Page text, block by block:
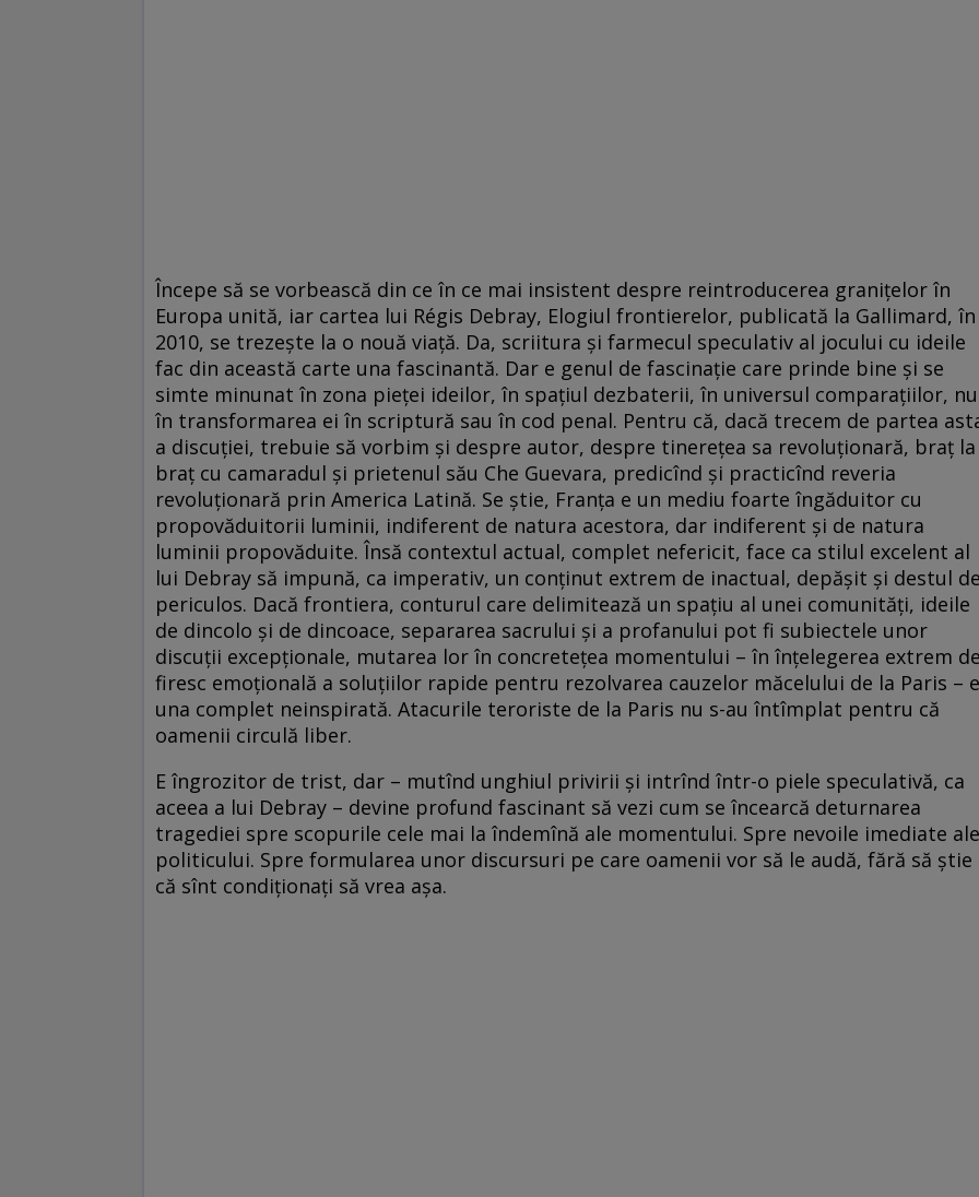
Începe să se vorbească din ce în ce mai insistent despre reintroducerea gra­ni­țe­lor în
Europa unită, iar cartea lui Régis Debray, Elogiul frontierelor, publicată la Gallimard, în
2010, se trezește la o nouă viață. Da, scriitura și farmecul speculativ al jocului cu ideile
fac din această carte una fascinantă. Dar e genul de fascinație care prinde bine și se
simte minunat în zona pieței ideilor, în spațiul dezbaterii, în universul comparațiilor, nu
în transformarea ei în scriptură sau în cod penal. Pentru că, dacă trecem de partea
a discuției, trebuie să vorbim și despre autor, despre tinerețea sa revoluționară, braț la
braț cu camaradul și prietenul său Che Guevara, predicînd și practicînd reveria
revoluționară prin America Latină. Se știe, Franța e un mediu foarte îngăduitor cu
propovăduitorii luminii, indiferent de natura acestora, dar indiferent și de natura
luminii propovăduite. Însă contextul actual, complet nefericit, face ca stilul excelent al
lui Debray să impună, ca imperativ, un conținut extrem de inactual, depășit și destul de
periculos. Dacă frontiera, conturul care delimitează un spațiu al unei comunități, ideile
de dincolo și de dincoace, separarea sacrului și a profanului pot fi subiectele unor
discuții excepționale, mutarea lor în concretețea momentului – în înțelegerea extrem de
firesc emoțională a soluțiilor rapide pentru rezolvarea cauzelor măcelului de la Paris – e
una complet neinspirată. Atacurile teroriste de la Paris nu s-au întîmplat pentru că
oamenii circulă liber.
E îngrozitor de trist, dar – mutînd unghiul privirii și intrînd într-o piele speculativă, ca
aceea a lui Debray – devine profund fascinant să vezi cum se încearcă deturnarea
tragediei spre scopurile cele mai la îndemînă ale momentului. Spre nevoile imediate ale
politicului. Spre formularea unor discursuri pe care oamenii vor să le audă, fără să știe
că sînt condiționați să vrea așa.